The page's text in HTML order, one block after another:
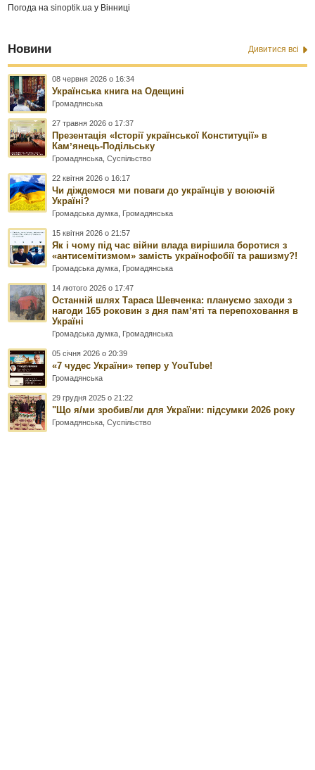
Погода наsinoptik.ua у Вінниці
Новини Дивитися всі
08 червня 2026 о 16:34
Українська книга на Одещині
Громадянська
27 травня 2026 о 17:37
Презентація «Історії української Конституції» в
Камʼянець-Подільську
Громадянська ,Суспільство
22 квітня 2026 о 16:17
Чи діждемося ми поваги до українців у воюючій
Україні?
Громадська думка Громадянська
15 квітня 2026 о 21:57
Як і чому під час війни влада вирішила боротися з
«антисемітизмом» замість українофобії та рашизму?!
Громадська думка Громадянська
14 лютого 2026 о 17:47
Останній шлях Тараса Шевченка: плануємо заходи з
нагоди 165 роковин з дня памʼяті та перепоховання в
Україні
Громадська думка Громадянська
05 січня 2026 о 20:39
«7 чудес України» тепер у YouTube!
Громадянська
29 грудня 2025 о 21:22
"Що я/ми зробив/ли для України: підсумки 2026 року
Громадянська ,Суспільство